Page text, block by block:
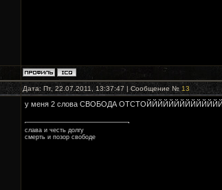
Дата: Пт, 22.07.2011, 13:37:47 | Сообщение № 13
у меня 2 слова СВОБОДА
слава и честь долгу
смерть и позор свободе